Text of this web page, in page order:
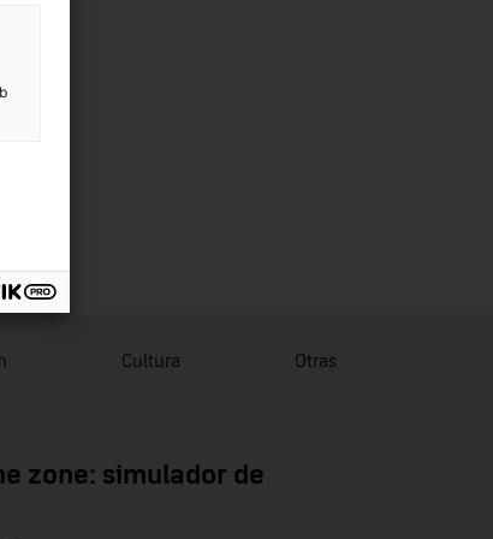
Cultura Otras
zone: simulador de